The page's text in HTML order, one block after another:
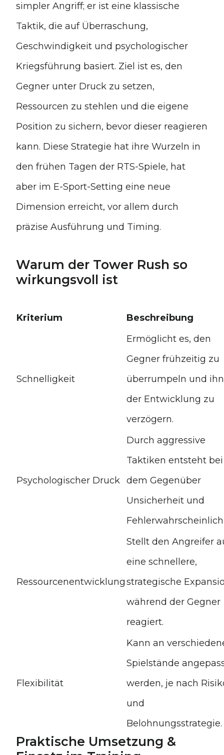
simpler Angriff; er ist eine klassische
Taktik, die auf Überraschung,
Geschwindigkeit und psychologischer
Kriegsführung basiert. Ziel ist es, den
Gegner unter Druck zu setzen,
Ressourcen zu stehlen und die eigene
Position zu sichern, bevor dieser reagieren
kann. Diese Strategie hat ihre Wurzeln in
den frühen Tagen der RTS-Spiele, hat
aber im E-Sport-Setting eine neue
Dimension erreicht, vor allem durch
präzise Ausführung und Timing.
Warum der Tower Rush so
wirkungsvoll ist
Kriterium Beschreibung
Schnelligkeit
Ermöglicht es, den
Gegner frühzeitig zu
überrumpeln und
der Entwicklung zu
verzögern.
Psychologischer Druck
Durch aggressive
Taktiken entsteht bei
dem Gegenüber
Unsicherheit und
Ressourcenentwicklung
Stellt den Angreifer
eine schnellere,
strategische
während der Gegner
reagiert.
Flexibilität
Kann an
Spielstände
werden, je nach
und
Belohnungsstrategie.
Praktische Umsetzung &